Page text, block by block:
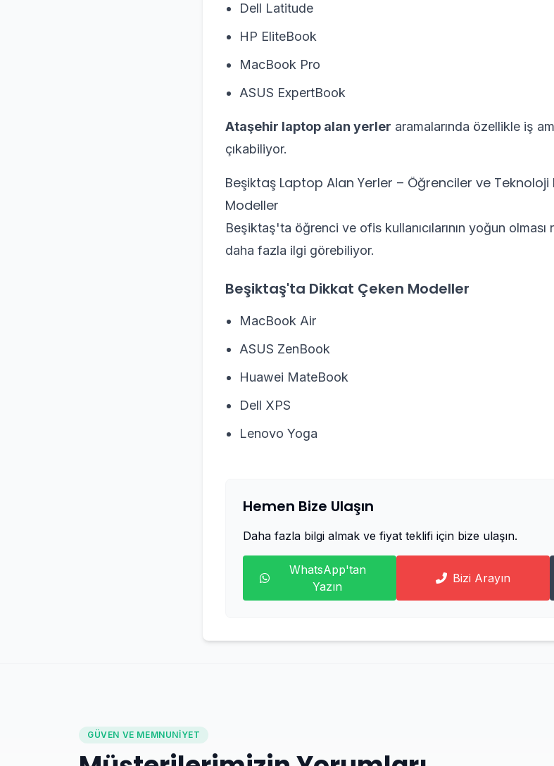
Dell Latitude
HP EliteBook
MacBook Pro
ASUS ExpertBook
Ataşehir laptop alan yerler aramalarında özellikle iş
çıkabiliyor.
Beşiktaş Laptop Alan Yerler – Öğrenciler ve Teknoloji
Modeller
Beşiktaş'ta öğrenci ve ofis kullanıcılarının yoğun
daha fazla ilgi görebiliyor.
Beşiktaş'ta Dikkat Çeken Modeller
MacBook Air
ASUS ZenBook
Huawei MateBook
Dell XPS
Lenovo Yoga
Hemen Bize Ulaşın
Daha fazla bilgi almak ve fiyat teklifi için bize ulaşın.
WhatsApp'tan
Yazın
Bizi Arayın
GÜVEN VE MEMNUNIYET